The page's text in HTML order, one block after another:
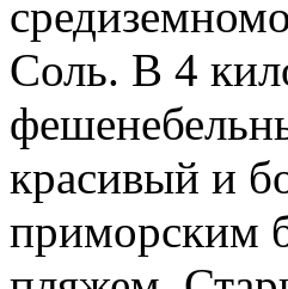
Соль. В 4
красивый и
приморским